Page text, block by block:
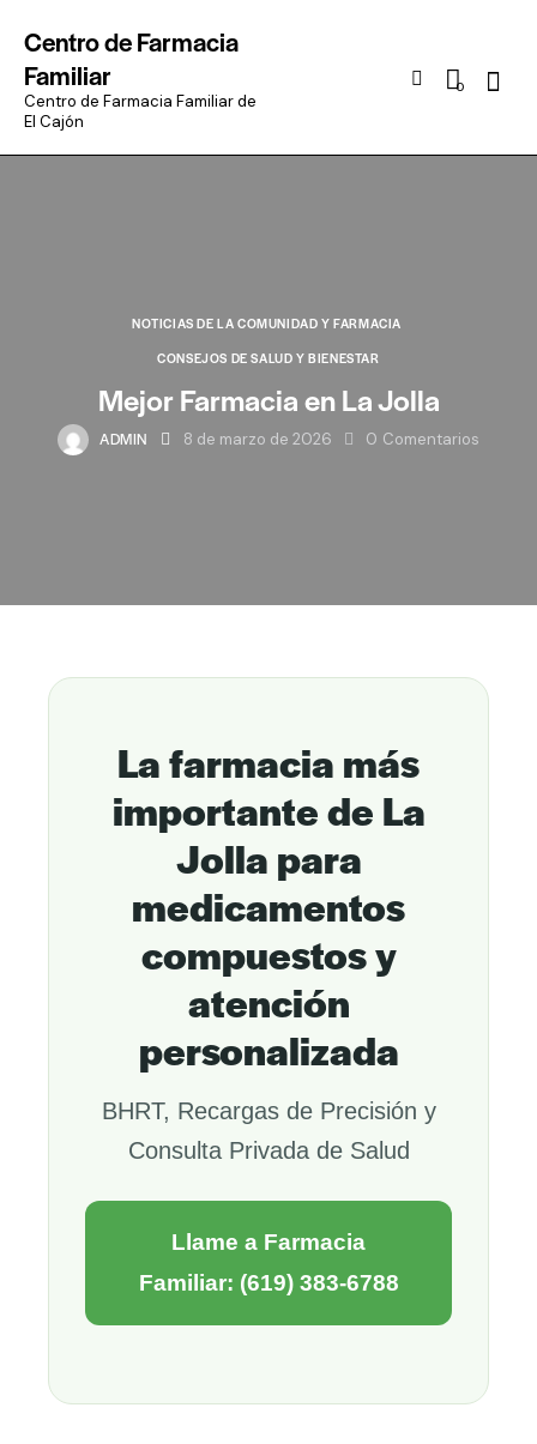
Centro de Farmacia
Familiar
Centro de Farmacia Familiar de
El Cajón
0
NOTICIAS DE LA COMUNIDAD Y FARMACIA
CONSEJOS DE SALUD Y BIENESTAR
Mejor Farmacia en La Jolla
ADMIN 8 de marzo de 2026 0 Comentarios
La farmacia más
importante de La
Jolla para
medicamentos
compuestos y
atención
personalizada
BHRT, Recargas de Precisión y
Consulta Privada de Salud
Llame a Farmacia
Familiar: (619) 383-6788